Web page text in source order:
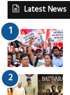
Latest News